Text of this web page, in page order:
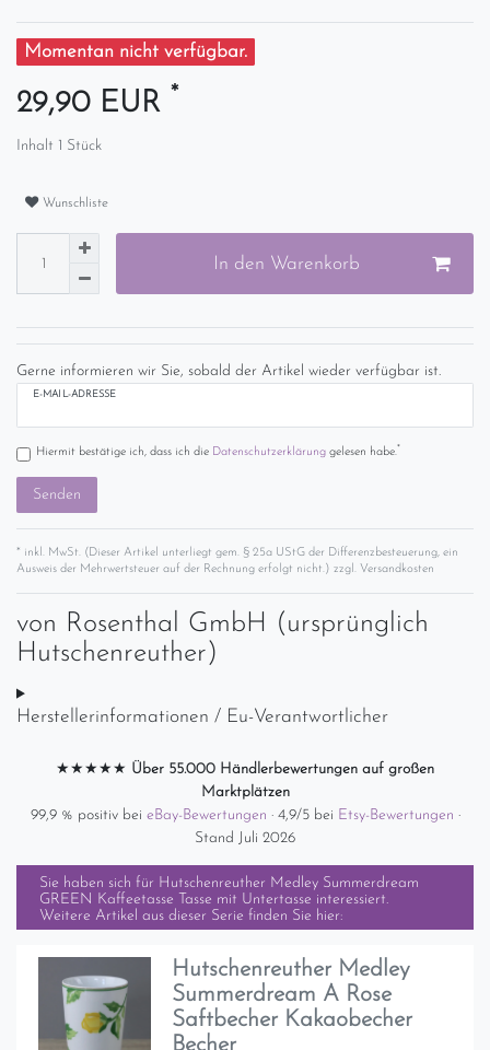
Momentan nicht verfügbar.
29,90 EUR *
Inhalt 1 Stück
Wunschliste
In den Warenkorb
Gerne informieren wir Sie, sobald der Artikel wieder verfügbar ist.
E-MAIL-ADRESSE
Hiermit bestätige ich, dass ich die Daten­schutz­erklärunggelesen habe.*
Senden
* inkl. MwSt. (Dieser Artikel unterliegt gem. § 25a UStG der Differenzbesteuerung, ein
Ausweis der Mehrwertsteuer auf der Rechnung erfolgt nicht.) zzgl. Versandkosten
von Rosenthal GmbH (ursprünglich
Hutschenreuther)
Herstellerinformationen / Eu-Verantwortlicher
★★★★★ Über 55.000 Händlerbewertungen auf großen
Marktplätzen
99,9 % positiv bei eBay-Bewertungen · 4,9/5 bei Etsy-Bewertungen ·
Stand Juli 2026
Sie haben sich für Hutschenreuther Medley Summerdream
GREEN Kaffeetasse Tasse mit Untertasse interessiert.
Weitere Artikel aus dieser Serie finden Sie hier:
Hutschenreuther Medley
Summerdream A Rose
Saftbecher Kakaobecher
Becher